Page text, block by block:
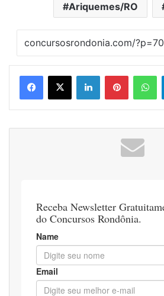
Ariquemes/RO
LinkedinPinterest